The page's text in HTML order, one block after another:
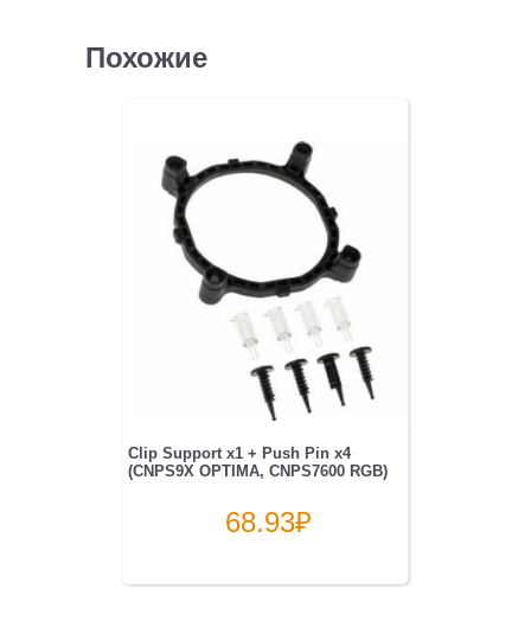
Похожие
Clip Support x1 + Push Pin x4
(CNPS9X OPTIMA, CNPS7600 RGB)
68.93₽